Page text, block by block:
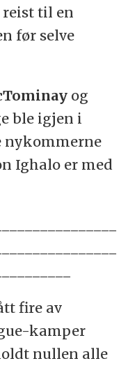
til en
før selve
og
ble igjen i
nykommerne
Ighalo er med
fire av
kamper
nullen alle